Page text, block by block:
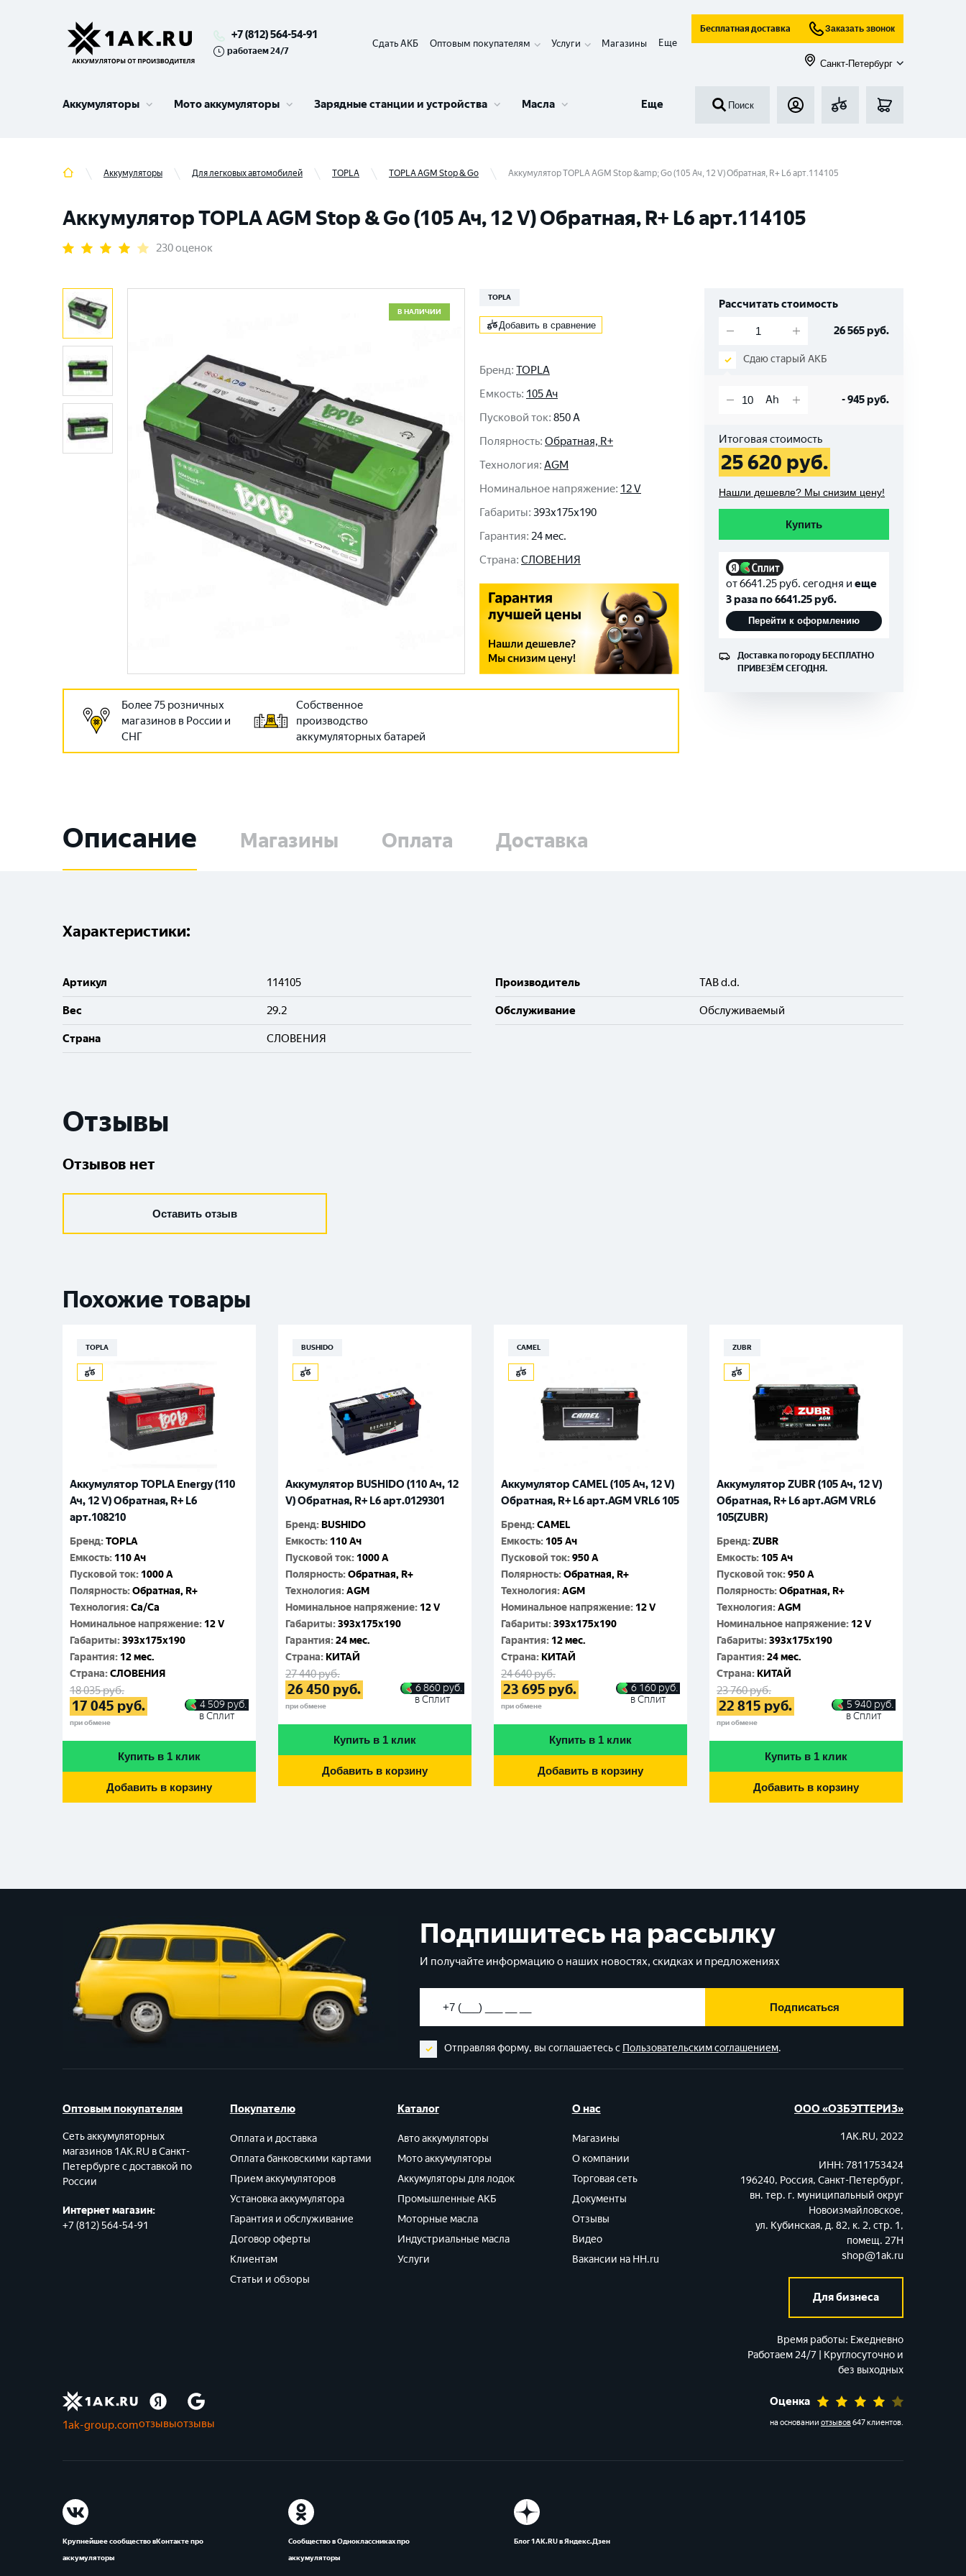
+7 (812) 564-54-91
работаем 24/7
Сдать АКБ Оптовым покупателям Услуги Магазины Еще
Бесплатная доставка Заказать звонок
Санкт-Петербург
Аккумуляторы Мото аккумуляторы Зарядные станции и устройства Масла Еще Поиск
Аккумуляторы Для легковых автомобилей TOPLA TOPLA AGM Stop & Go Аккумулятор TOPLA AGM Stop &amp; Go (105 Ач, 12 V) Обратная, R+ L6 арт.114105
Аккумулятор TOPLA AGM Stop & Go (105 Ач, 12 V) Обратная, R+ L6 арт.114105
230 оценок
В НАЛИЧИИ
TOPLA
Добавить в сравнение
Бренд: TOPLA
Емкость: 105 Ач
Пусковой ток: 850 A
Полярность: Обратная, R+
Технология: AGM
Номинальное напряжение: 12 V
Габариты: 393x175x190
Гарантия: 24 мес.
Cтрана: СЛОВЕНИЯ
Рассчитать стоимость
26 565руб.
Сдаю старый АКБ
-945руб.
Итоговая стоимость
25 620 руб.
Нашли дешевле? Мы снизим цену!
Купить
от6641.25 руб. сегодня и еще
3 раза по6641.25руб.
Перейти к оформлению
Доставка по городуБЕСПЛАТНО
ПРИВЕЗЁМ СЕГОДНЯ.
Более 75 розничных
магазинов в России и
СНГ
Собственное
производство
аккумуляторных батарей
Описание Магазины Оплата Доставка
Характеристики:
Артикул 114105
Вес 29.2
Cтрана СЛОВЕНИЯ
Производитель TAB d.d.
Обслуживание Обслуживаемый
Отзывы
Отзывов нет
Оставить отзыв
Похожие товары
TOPLA
Аккумулятор TOPLA Energy (110
Ач, 12 V) Обратная, R+ L6
арт.108210
Бренд:TOPLA
Емкость: 110 Ач
Пусковой ток: 1000 A
Полярность:Обратная, R+
Технология:Ca/Ca
Номинальное напряжение: 12 V
Габариты:393x175x190
Гарантия: 12 мес.
Cтрана:СЛОВЕНИЯ
18 035руб.
17 045 руб.
при обмене
4 509 руб.
в Сплит
Купить в 1 клик
Добавить в корзину
BUSHIDO
Аккумулятор BUSHIDO (110 Ач, 12
V) Обратная, R+ L6 арт.0129301
Бренд: BUSHIDO
Емкость: 110 Ач
Пусковой ток: 1000 A
Полярность:Обратная, R+
Технология:AGM
Номинальное напряжение: 12 V
Габариты:393x175x190
Гарантия:24 мес.
Cтрана: КИТАЙ
27 440руб.
26 450 руб.
при обмене
6 860 руб.
в Сплит
Купить в 1 клик
Добавить в корзину
CAMEL
Аккумулятор CAMEL (105 Ач, 12 V)
Обратная, R+ L6 арт.AGM VRL6 105
Бренд:CAMEL
Емкость: 105 Ач
Пусковой ток:950 A
Полярность:Обратная, R+
Технология:AGM
Номинальное напряжение: 12 V
Габариты:393x175x190
Гарантия: 12 мес.
Cтрана: КИТАЙ
24 640руб.
23 695 руб.
при обмене
6 160 руб.
в Сплит
Купить в 1 клик
Добавить в корзину
ZUBR
Аккумулятор ZUBR (105 Ач, 12 V)
Обратная, R+ L6 арт.AGM VRL6
105(ZUBR)
Бренд:ZUBR
Емкость: 105 Ач
Пусковой ток:950 A
Полярность:Обратная, R+
Технология:AGM
Номинальное напряжение: 12 V
Габариты:393x175x190
Гарантия:24 мес.
Cтрана: КИТАЙ
23 760руб.
22 815 руб.
при обмене
5 940 руб.
в Сплит
Купить в 1 клик
Добавить в корзину
Подпишитесь на рассылку
И получайте информацию о наших новостях, скидках и предложениях
Подписаться
Отправляя форму, вы соглашаетесь с Пользовательским соглашением.
Оптовым покупателям
Сеть аккумуляторных
магазинов 1AK.RU в Санкт-
Петербурге с доставкой по
России
Интернет магазин:
+7 (812) 564-54-91
Покупателю
Оплата и доставка
Оплата банковскими картами
Прием аккумуляторов
Установка аккумулятора
Гарантия и обслуживание
Договор оферты
Клиентам
Статьи и обзоры
Каталог
Авто аккумуляторы
Мото аккумуляторы
Аккумуляторы для лодок
Промышленные АКБ
Моторные масла
Индустриальные масла
Услуги
О нас
Магазины
О компании
Торговая сеть
Документы
Отзывы
Видео
Вакансии на HH.ru
ООО «ОЗБЭТТЕРИЗ»
1AK.RU, 2022
ИНН: 7811753424
196240, Россия, Санкт-Петербург,
вн. тер. г. муниципальный округ
Новоизмайловское,
ул. Кубинская, д. 82, к. 2, стр. 1,
помещ. 27Н
shop@1ak.ru
Для бизнеса
Время работы: Ежедневно
Работаем 24/7 | Круглосуточно и
без выходных
1ak-group.comотзывыотзывы
Оценка
на основании отзывов647 клиентов.
Крупнейшее сообщество вКонтакте про
аккумуляторы
Сообщество в Одноклассниках про
аккумуляторы
Блог 1АК.RU в Яндекс.Дзен